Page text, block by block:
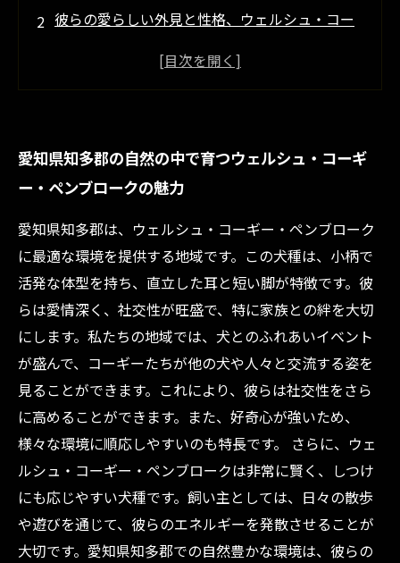
彼らの愛らしい外見と性格、ウェルシュ・コー
家族の一員に最適な理由、ウェルシュ・コーギ
ブロークの飼育ポイント
新しい家族を迎え入れる準備、ウェルシュ・コ
ーギー・ペンブロークとの未来
愛知県知多郡の自然の中で育つウェルシュ・コーギ
ー・ペンブロークの魅力
愛知県知多郡は、ウェルシュ・コーギー・ペンブローク
に最適な環境を提供する地域です。この犬種は、小柄で
活発な体型を持ち、直立した耳と短い脚が特徴です。彼
らは愛情深く、社交性が旺盛で、特に家族との絆を大切
にします。私たちの地域では、犬とのふれあいイベント
が盛んで、コーギーたちが他の犬や人々と交流する姿を
見ることができます。これにより、彼らは社交性をさら
に高めることができます。また、好奇心が強いため、
様々な環境に順応しやすいのも特長です。 さらに、ウェ
ルシュ・コーギー・ペンブロークは非常に賢く、しつけ
にも応じやすい犬種です。飼い主としては、日々の散歩
や遊びを通じて、彼らのエネルギーを発散させることが
大切です。愛知県知多郡での自然豊かな環境は、彼らの